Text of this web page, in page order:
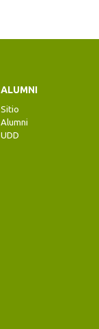
ALUMNI
Sitio
Alumni
UDD